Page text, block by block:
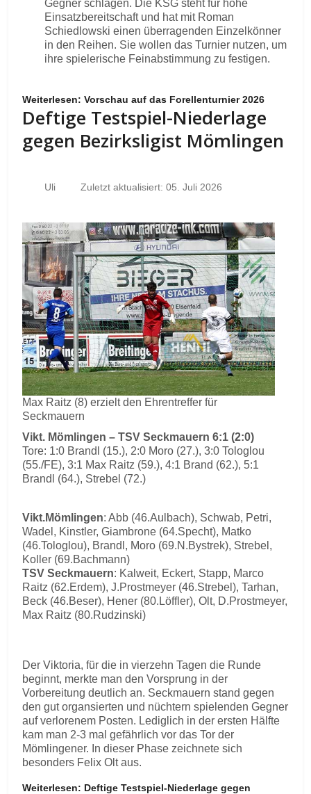
Gegner schlagen. Die KSG steht für hohe
Einsatzbereitschaft und hat mit Roman
Schiedlowski einen überragenden Einzelkönner
in den Reihen. Sie wollen das Turnier nutzen, um
ihre spielerische Feinabstimmung zu festigen.
Weiterlesen: Vorschau auf das Forellenturnier 2026
Deftige Testspiel-Niederlage
gegen Bezirksligist Mömlingen
Uli Zuletzt aktualisiert: 05. Juli 2026
Max Raitz (8) erzielt den Ehrentreffer für
Seckmauern
Vikt. Mömlingen – TSV Seckmauern 6:1 (2:0)
Tore: 1:0 Brandl (15.), 2:0 Moro (27.), 3:0 Tologlou
(55./FE), 3:1 Max Raitz (59.), 4:1 Brand (62.), 5:1
Brandl (64.), Strebel (72.)
Vikt.Mömlingen: Abb (46.Aulbach), Schwab, Petri,
Wadel, Kinstler, Giambrone (64.Specht), Matko
(46.Tologlou), Brandl, Moro (69.N.Bystrek), Strebel,
Koller (69.Bachmann)
TSV Seckmauern: Kalweit, Eckert, Stapp, Marco
Raitz (62.Erdem), J.Prostmeyer (46.Strebel), Tarhan,
Beck (46.Beser), Hener (80.Löffler), Olt, D.Prostmeyer,
Max Raitz (80.Rudzinski)
Der Viktoria, für die in vierzehn Tagen die Runde
beginnt, merkte man den Vorsprung in der
Vorbereitung deutlich an. Seckmauern stand gegen
den gut organsierten und nüchtern spielenden Gegner
auf verlorenem Posten. Lediglich in der ersten Hälfte
kam man 2-3 mal gefährlich vor das Tor der
Mömlingener. In dieser Phase zeichnete sich
besonders Felix Olt aus.
Weiterlesen: Deftige Testspiel-Niederlage gegen